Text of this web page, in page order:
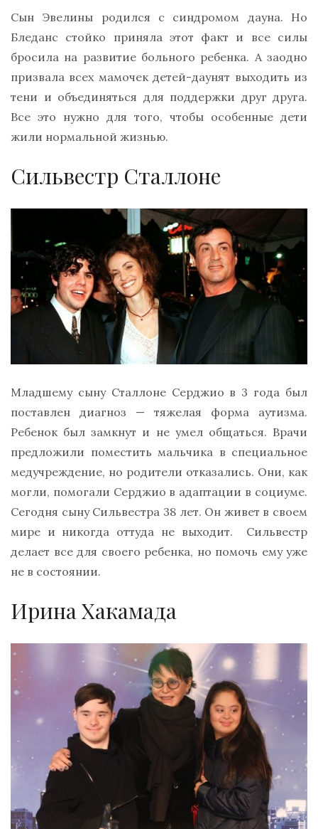
Сын Эвелины родился с синдромом дауна. Но
Бледанс стойко приняла этот факт и все силы
бросила на развитие больного ребенка. А заодно
призвала всех мамочек детей-даунят выходить из
тени и объединяться для поддержки друг друга.
Все это нужно для того, чтобы особенные дети
жили нормальной жизнью.
Сильвестр Сталлоне
Младшему сыну Сталлоне Серджио в 3 года был
поставлен диагноз — тяжелая форма аутизма.
Ребенок был замкнут и не умел общаться. Врачи
предложили поместить мальчика в специальное
медучреждение, но родители отказались. Они, как
могли, помогали Серджио в адаптации в социуме.
Сегодня сыну Сильвестра 38 лет. Он живет в своем
мире и никогда оттуда не выходит. Сильвестр
делает все для своего ребенка, но помочь ему уже
не в состоянии.
Ирина Хакамада